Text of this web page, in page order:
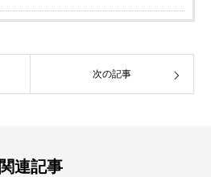
次の記事
関連記事